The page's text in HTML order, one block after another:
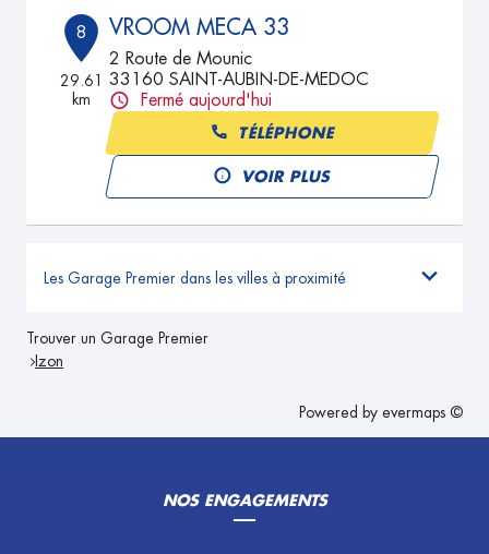
8
29.61
km
VROOM MECA 33
2 Route de Mounic
33160 SAINT-AUBIN-DE-MEDOC
Fermé aujourd'hui
TÉLÉPHONE
VOIR PLUS
Les Garage Premier dans les villes à proximité
Trouver un Garage Premier
Izon
Powered by evermaps ©
NOS ENGAGEMENTS